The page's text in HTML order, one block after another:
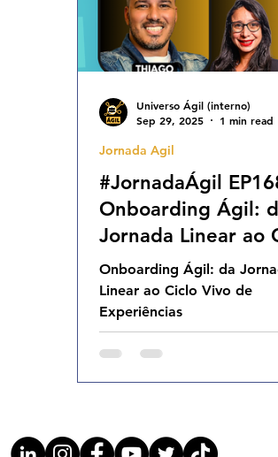
#JornadaÁgil
Onboarding Ágil:
Jornada Linear ao
Vivo de
QUA 24.09.25
Onboarding Ágil: da
Linear ao Ciclo Vivo de
Experiências
Jornada Agil
Universo Ágil (interno)
Sep 29, 2025
1 min read